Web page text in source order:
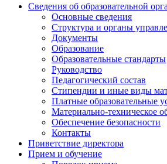
Сведения об образовательной
Основные сведения
Структура и органы
Документы
Образование
Образовательные стандарты
Руководство
Педагогический состав
Стипендии и иные виды
Платные образовательные
Материально-техническое
Обеспечение безопасности
Контакты
Приветствие директора
Прием и обучение